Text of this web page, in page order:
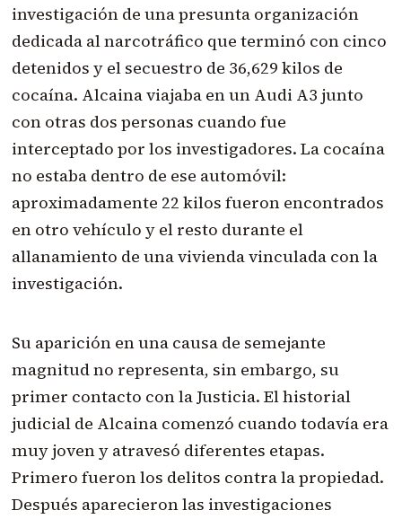
investigación de una presunta organización
dedicada al narcotráfico que terminó con cinco
detenidos y el secuestro de 36,629 kilos de
cocaína. Alcaina viajaba en un Audi A3 junto
con otras dos personas cuando fue
interceptado por los investigadores. La cocaína
no estaba dentro de ese automóvil:
aproximadamente 22 kilos fueron encontrados
en otro vehículo y el resto durante el
allanamiento de una vivienda vinculada con la
investigación.
Su aparición en una causa de semejante
magnitud no representa, sin embargo, su
primer contacto con la Justicia. El historial
judicial de Alcaina comenzó cuando todavía era
muy joven y atravesó diferentes etapas.
Primero fueron los delitos contra la propiedad.
Después aparecieron las investigaciones